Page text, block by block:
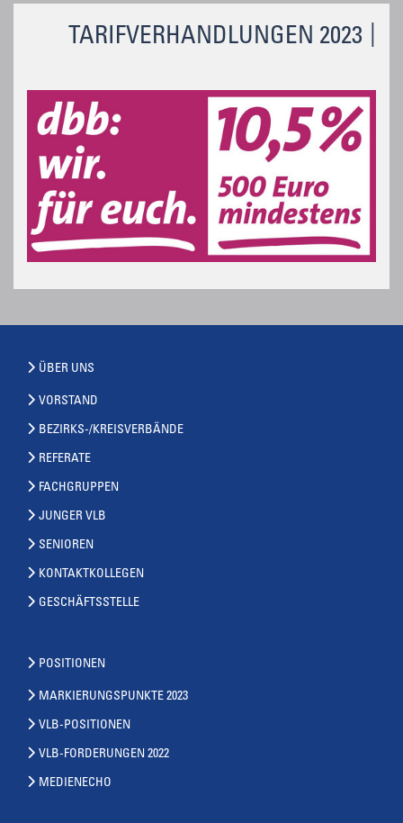
TARIFVERHANDLUNGEN 2023
ÜBER UNS
VORSTAND
BEZIRKS-/KREISVERBÄNDE
REFERATE
FACHGRUPPEN
JUNGER VLB
SENIOREN
KONTAKTKOLLEGEN
GESCHÄFTSSTELLE
POSITIONEN
MARKIERUNGSPUNKTE 2023
VLB-POSITIONEN
VLB-FORDERUNGEN 2022
MEDIENECHO